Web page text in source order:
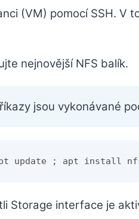
(VM) pomocí SSH. V
nejnovější NFS balík.
jsou vykonávané
update ; apt install
Storage interface je